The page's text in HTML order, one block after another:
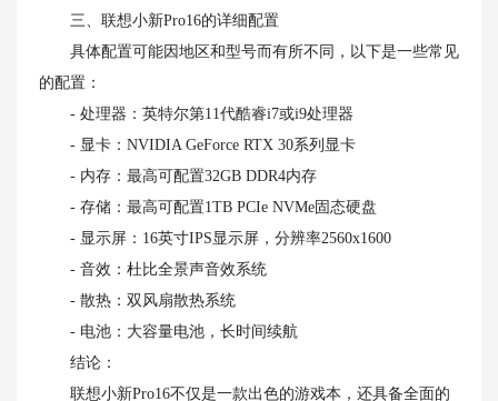
三、联想小新Pro16的详细配置
具体配置可能因地区和型号而有所不同，以下是一些常见
的配置：
- 处理器：英特尔第11代酷睿i7或i9处理器
- 显卡：NVIDIA GeForce RTX 30系列显卡
- 内存：最高可配置32GB DDR4内存
- 存储：最高可配置1TB PCIe NVMe固态硬盘
- 显示屏：16英寸IPS显示屏，分辨率2560x1600
- 音效：杜比全景声音效系统
- 散热：双风扇散热系统
- 电池：大容量电池，长时间续航
结论：
联想小新Pro16不仅是一款出色的游戏本，还具备全面的